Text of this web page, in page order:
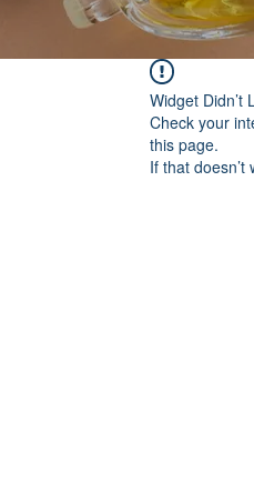
Widget Didn’t
Check your
this page.
If that doesn’t